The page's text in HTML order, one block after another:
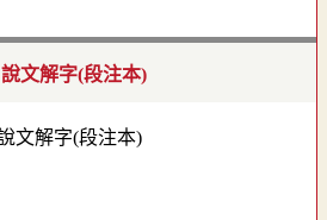
說文解字(段注本)